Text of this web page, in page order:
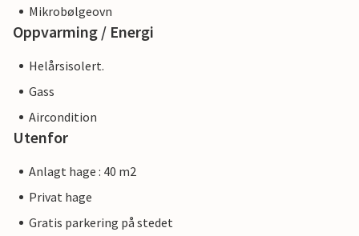
Mikrobølgeovn
Oppvarming / Energi
Helårsisolert.
Gass
Aircondition
Utenfor
Anlagt hage : 40 m2
Privat hage
Gratis parkering på stedet